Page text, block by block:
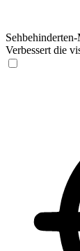
Verbessert die